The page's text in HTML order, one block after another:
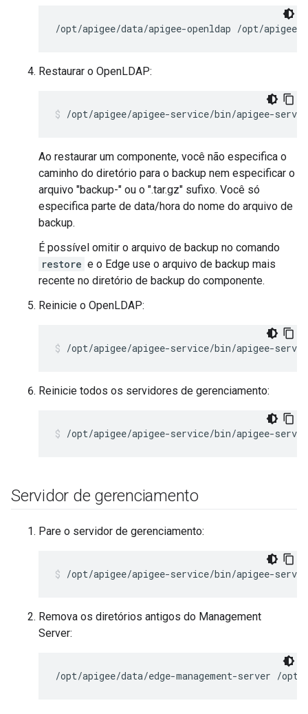
/opt/apigee/data/apigee-openldap /opt/apigee/
Restaurar o OpenLDAP:
/opt/apigee/apigee-service/bin/apigee-
Ao restaurar um componente, você não especifica o
caminho do diretório para o backup nem especificar o
arquivo "backup-" ou o ".tar.gz" sufixo. Você só
especifica parte de data/hora do nome do arquivo de
backup.
É possível omitir o arquivo de backup no comando
restore e o Edge use o arquivo de backup mais
recente no diretório de backup do componente.
Reinicie o OpenLDAP:
/opt/apigee/apigee-service/bin/apigee-
Reinicie todos os servidores de gerenciamento:
/opt/apigee/apigee-service/bin/apigee-
Servidor de gerenciamento
Pare o servidor de gerenciamento:
/opt/apigee/apigee-service/bin/apigee-
Remova os diretórios antigos do Management
Server:
/opt/apigee/data/edge-management-server /opt/